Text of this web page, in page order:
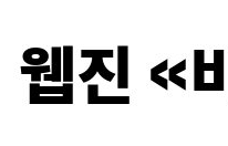
웹진 《